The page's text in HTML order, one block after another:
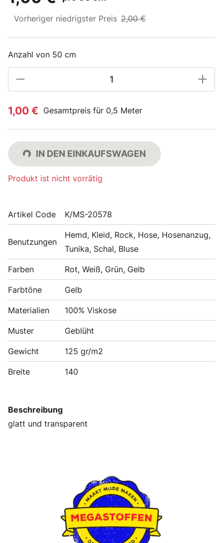
Vorheriger niedrigster Preis 2,00 €
Anzahl von 50 cm
1,00 € Gesamtpreis für 0,5 Meter
IN DEN EINKAUFSWAGEN
Produkt ist nicht vorrätig
Artikel Code K/MS-20578
Benutzungen
Hemd, Kleid, Rock, Hose, Hosenanzug,
Tunika, Schal, Bluse
Farben Rot, Weiß, Grün, Gelb
Farbtöne Gelb
Materialien 100% Viskose
Muster Geblüht
Gewicht 125 gr/m2
Breite 140
Beschreibung
glatt und transparent